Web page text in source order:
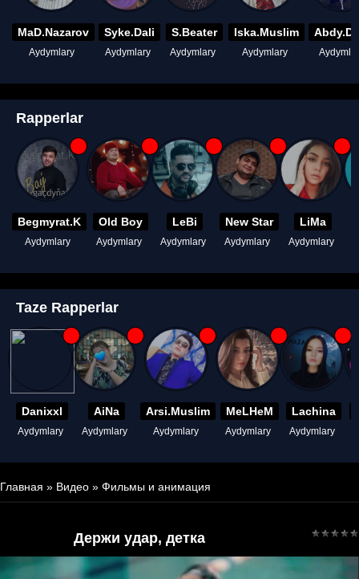
MaD.Nazarov
Aydymlary
Syke.Dali
Aydymlary
S.Beater
Aydymlary
Iska.Muslim
Aydymlary
Rapperlar
Begmyrat.K
Aydymlary
Old Boy
Aydymlary
LeBi
Aydymlary
New Star
Aydymlary
LiMa
Aydymlary
Taze Rapperlar
Danixxl
Aydymlary
AiNa
Aydymlary
Arsi.Muslim
Aydymlary
MeLHeM
Aydymlary
Lachina
Aydymlary
Главная » Видео » Фильмы и анимация
Держи удар, детка